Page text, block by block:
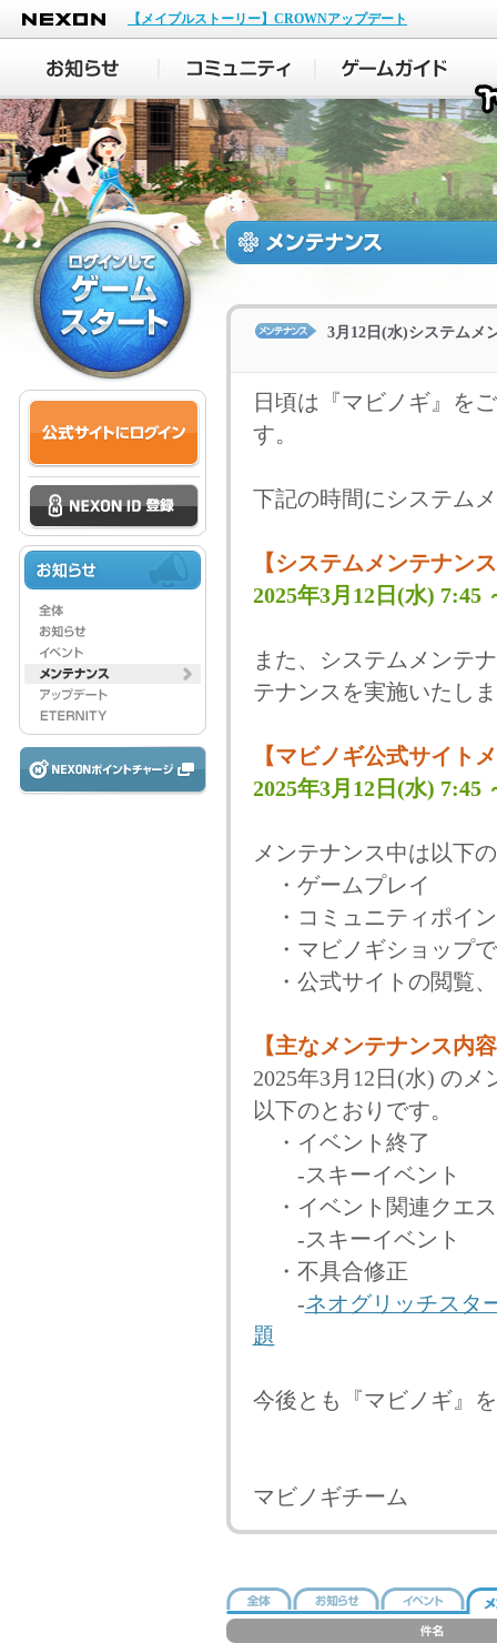
NEXON
【メイプルストーリー】CROWNアップデート
3月12日(水)システムメ
日頃は『マビノギ』を
す。
下記の時間にシステム
【システムメンテナン
2025年3月12日(水) 7:45
また、システムメンテ
テナンスを実施いたし
【マビノギ公式サイト
2025年3月12日(水) 7:45
メンテナンス中は以下
・ゲームプレイ
・コミュニティポイ
・マビノギショップ
・公式サイトの閲覧
【主なメンテナンス内
2025年3月12日(水) の
以下のとおりです。
・イベント終了
-スキーイベント
・イベント関連クエ
-スキーイベント
・不具合修正
-ネオグリッチスタ
題
今後とも『マビノギ』
マビノギチーム